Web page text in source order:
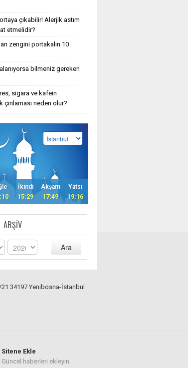
çıkabilir! Alerjik astım
etmelidir?
zengini portakalın 10
bilmeniz gereken
sigara ve kafein
neden olur?
İkindi Akşam Yatsı
15:29 17:49 19:16
ARŞIV
Ara
34197 Yenibosna-İstanbul
Sitene Ekle
Güncel haberleri ekleyin.